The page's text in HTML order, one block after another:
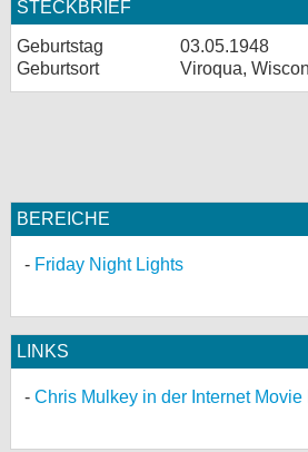
STECKBRIEF
Geburtstag
03.05.1948
Geburtsort
Viroqua,
BEREICHE
Friday Night Lights
LINKS
Chris Mulkey in der Internet Movie